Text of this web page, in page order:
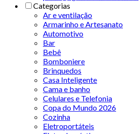
Categorias
Ar e ventilação
Armarinho e Artesanato
Automotivo
Bar
Bebê
Bomboniere
Brinquedos
Casa Inteligente
Cama e banho
Celulares e Telefonia
Copa do Mundo 2026
Cozinha
Eletroportáteis